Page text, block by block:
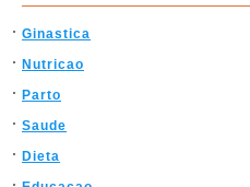
Ginastica
Nutricao
Parto
Saude
Dieta